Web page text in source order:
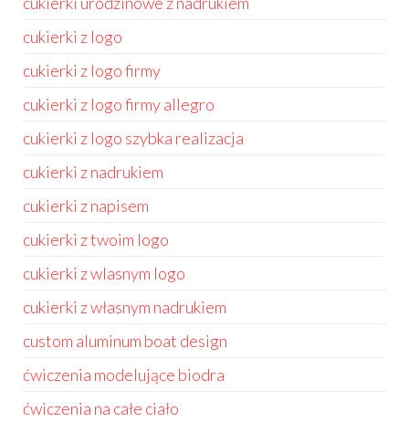
cukierki z logo
cukierki z logo firmy
cukierki z logo firmy allegro
cukierki z logo szybka realizacja
cukierki z nadrukiem
cukierki z napisem
cukierki z twoim logo
cukierki z wlasnym logo
cukierki z własnym nadrukiem
custom aluminum boat design
ćwiczenia modelujące biodra
ćwiczenia na całe ciało